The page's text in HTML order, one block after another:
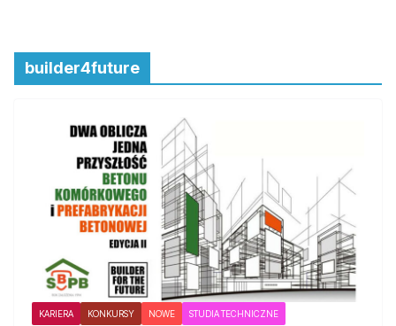
builder4future
KARIERA KONKURSY NOWE STUDIA TECHNICZNE